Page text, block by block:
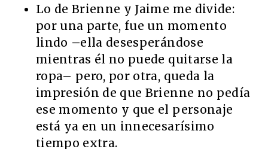
Lo de Brienne y Jaime me divide:
por una parte, fue un momento
lindo –ella desesperándose
mientras él no puede quitarse la
ropa– pero, por otra, queda la
impresión de que Brienne no pedía
ese momento y que el personaje
está ya en un innecesarísimo
tiempo extra.